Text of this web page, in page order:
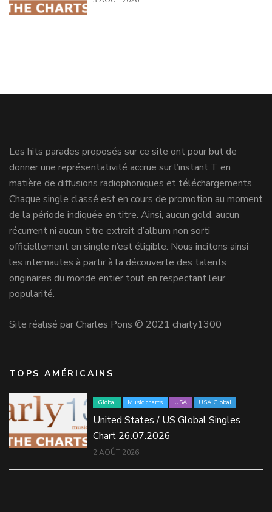
Les hits parades proposés sur ce site ont pour but de
donner une représentativité accrue sur l’instant T en
matière de diffusions radiophoniques et téléchargements.
Chaque single classé est en cours de promotion au moment
de la période indiquée en titre. Ainsi, aucun gold, aucun
récurrent ni aucun titre extrait d’album non sorti
officiellement en single n’est éligible. Nous incitons ainsi
les internautes à partir à la découverte des talents
originaires du monde entier tout en respectant leur
popularité.
Site réalisé par Charles Pons © 2021 charly1300
TOPS AMÉRICAINS
Global Music charts USA USA Global
United States / US Global Singles
Chart 26.07.2026
2 AOÛT 2026